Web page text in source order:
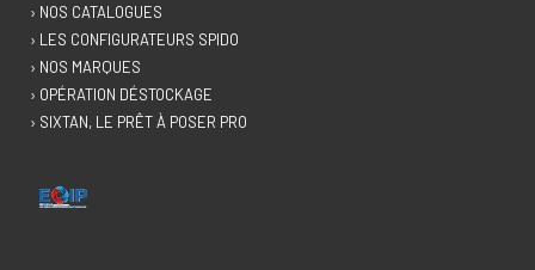
› NOS CATALOGUES
› LES CONFIGURATEURS SPIDO
› NOS MARQUES
› OPÉRATION DÉSTOCKAGE
› SIXTAN, LE PRÊT À POSER PRO